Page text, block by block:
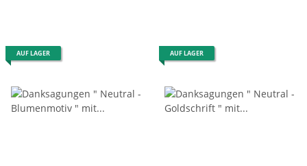
AUF LAGER AUF LAGER